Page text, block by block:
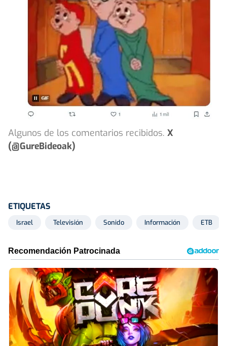
Algunos de los comentarios recibidos. X
(@GureBideoak)
ETIQUETAS
Israel Televisión Sonido Información ETB